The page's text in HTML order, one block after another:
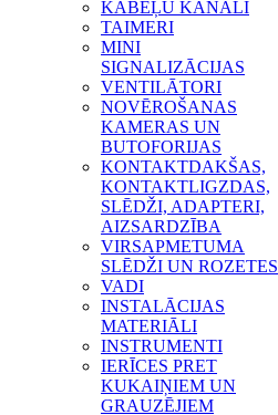
KABEĻU KANĀLI
TAIMERI
MINI
SIGNALIZĀCIJAS
VENTILĀTORI
NOVĒROŠANAS
KAMERAS UN
BUTOFORIJAS
KONTAKTDAKŠAS,
KONTAKTLIGZDAS,
SLĒDŽI, ADAPTERI,
AIZSARDZĪBA
VIRSAPMETUMA
SLĒDŽI UN ROZETES
VADI
INSTALĀCIJAS
MATERIĀLI
INSTRUMENTI
IERĪCES PRET
KUKAIŅIEM UN
GRAUZĒJIEM